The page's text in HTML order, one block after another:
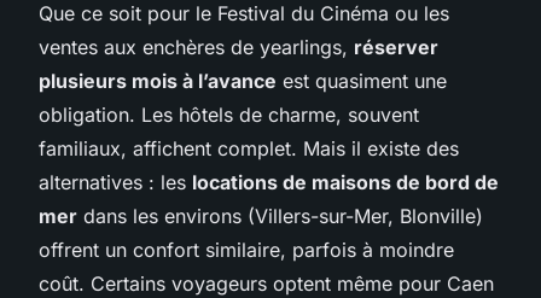
Que ce soit pour le Festival du Cinéma ou les
ventes aux enchères de yearlings, réserver
plusieurs mois à l’avance est quasiment une
obligation. Les hôtels de charme, souvent
familiaux, affichent complet. Mais il existe des
alternatives : les locations de maisons de bord de
mer dans les environs (Villers-sur-Mer, Blonville)
offrent un confort similaire, parfois à moindre
coût. Certains voyageurs optent même pour Caen